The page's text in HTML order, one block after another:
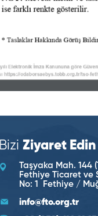
Bizi Ziyaret Edin
Taşyaka Mah. 144
Fethiye Ticaret ve
No: 1 Fethiye /
info@fto.org.tr